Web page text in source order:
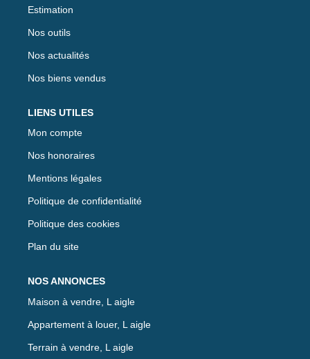
Estimation
Nos outils
Nos actualités
Nos biens vendus
LIENS UTILES
Mon compte
Nos honoraires
Mentions légales
Politique de confidentialité
Politique des cookies
Plan du site
NOS ANNONCES
Maison à vendre, L aigle
Appartement à louer, L aigle
Terrain à vendre, L aigle